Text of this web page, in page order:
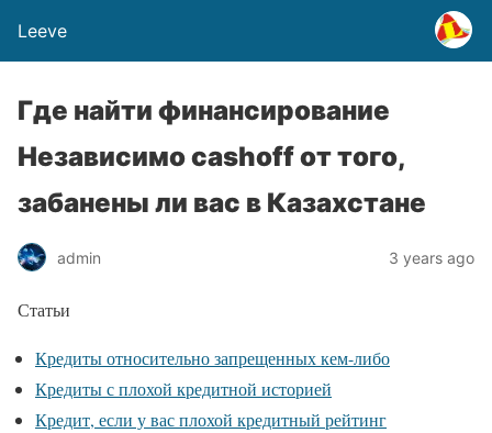
Leeve
Где найти финансирование
Независимо cashoff от того,
забанены ли вас в Казахстане
admin 3 years ago
Статьи
Кредиты относительно запрещенных кем-либо
Кредиты с плохой кредитной историей
Кредит, если у вас плохой кредитный рейтинг